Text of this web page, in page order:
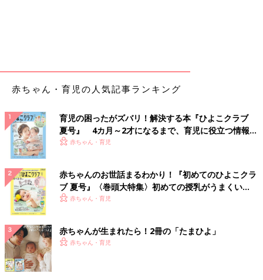
赤ちゃん・育児の人気記事ランキング
育児の困ったがズバリ！解決する本『ひよこクラブ
夏号』 4カ月～2才になるまで、育児に役立つ情報が
いっぱい！
赤ちゃん・育児
赤ちゃんのお世話まるわかり！『初めてのひよこクラ
ブ 夏号』〈巻頭大特集〉初めての授乳がうまくい
く！ おっぱい・ミルクの基本と夏のトラブル 解決テ
赤ちゃん・育児
赤ちゃんが生まれたら！2冊の「たまひよ」
赤ちゃん・育児